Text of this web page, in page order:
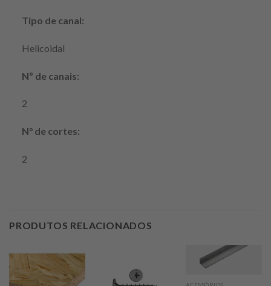
Tipo de canal:
Helicoidal
Nº de canais:
2
N° de cortes:
2
PRODUTOS RELACIONADOS